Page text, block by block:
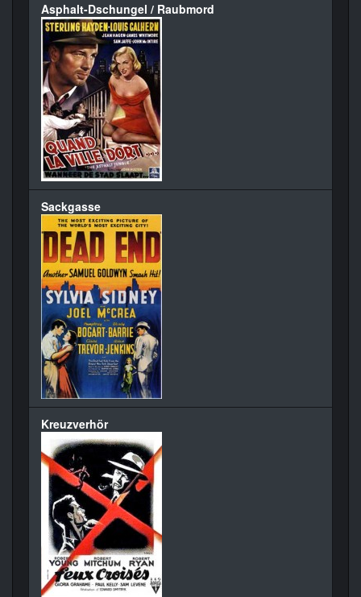
Asphalt-Dschungel / Raubmord
Sackgasse
Kreuzverhör